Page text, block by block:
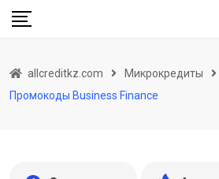
Skip
allcreditkz.com Микрокредиты
Промокоды Business Finance